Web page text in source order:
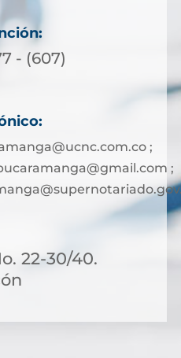
- (607)
;
;
22-30/40.